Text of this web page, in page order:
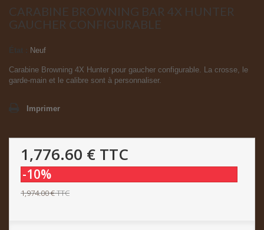
CARABINE BROWNING BAR 4X HUNTER
GAUCHER CONFIGURABLE
Neuf
Carabine Browning 4X Hunter pour gaucher configurable. La crosse, le
garde-main et le calibre sont à personnaliser.
Imprimer
1,776.60 € TTC
-10%
1,974.00 €TTC